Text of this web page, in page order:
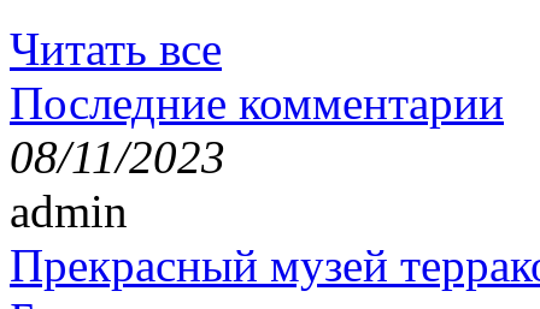
Читать все
Последние комментарии
08/11/2023
admin
Прекрасный музей